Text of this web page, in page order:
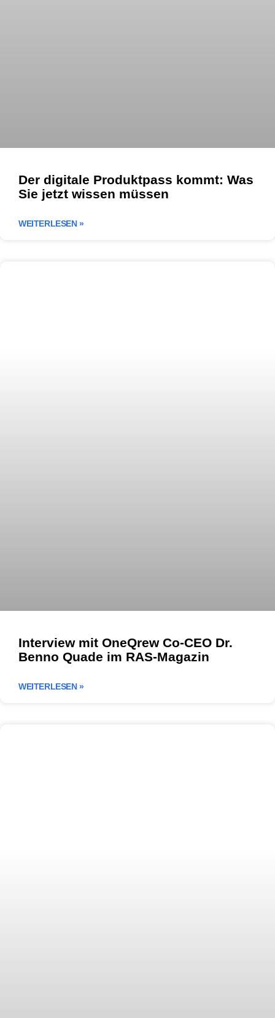
Der digitale Produktpass kommt: Was
Sie jetzt wissen müssen
WEITERLESEN »
Interview mit OneQrew Co-CEO Dr.
Benno Quade im RAS-Magazin
WEITERLESEN »